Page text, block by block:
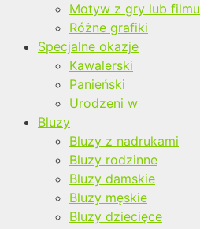
Motyw z gry lub filmu
Różne grafiki
Specjalne okazje
Kawalerski
Panieński
Urodzeni w
Bluzy
Bluzy z nadrukami
Bluzy rodzinne
Bluzy damskie
Bluzy męskie
Bluzy dziecięce